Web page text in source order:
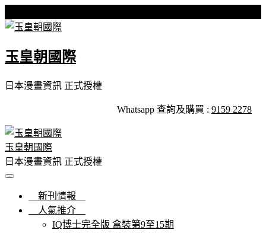
to
content
玉皇朝國際
日本漫畫資訊 正式授權
Whatsapp 查詢及購買 : 9159 2278
玉皇朝國際
日本漫畫資訊 正式授權
新刊情報
人氣推介
IQ博士完全版 盒裝第9至15期